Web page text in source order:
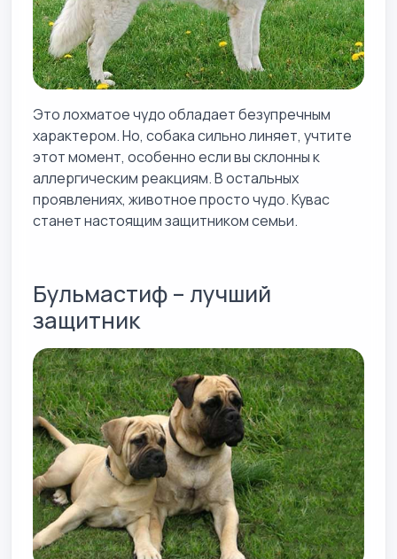
Это лохматое чудо обладает безупречным
характером. Но, собака сильно линяет, учтите
этот момент, особенно если вы склонны к
аллергическим реакциям. В остальных
проявлениях, животное просто чудо. Кувас
станет настоящим защитником семьи.
Бульмастиф – лучший
защитник